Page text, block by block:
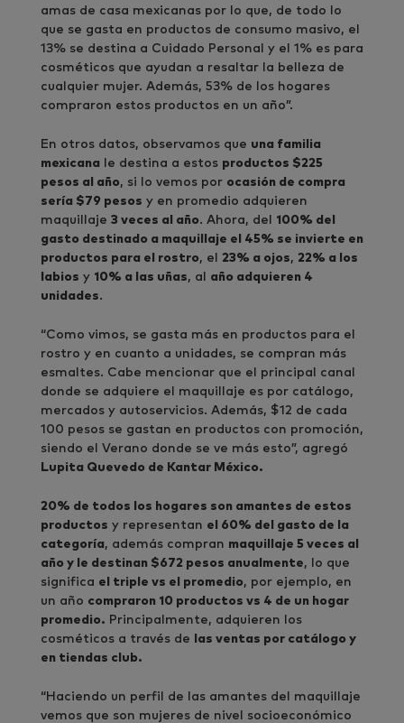
amas de casa mexicanas por lo que, de todo lo
que se gasta en productos de consumo masivo, el
13% se destina a Cuidado Personal y el 1% es para
cosméticos que ayudan a resaltar la belleza de
cualquier mujer. Además, 53% de los hogares
compraron estos productos en un año”.
En otros datos, observamos que una familia
mexicana le destina a estos productos $225
pesos al año, si lo vemos por ocasión de compra
sería $79 pesos y en promedio adquieren
maquillaje 3 veces al año. Ahora, del 100% del
gasto destinado a maquillaje el 45% se invierte en
productos para el rostro, el 23% a ojos, 22% a los
labios y 10% a las uñas, al año adquieren 4
unidades.
“Como vimos, se gasta más en productos para el
rostro y en cuanto a unidades, se compran más
esmaltes. Cabe mencionar que el principal canal
donde se adquiere el maquillaje es por catálogo,
mercados y autoservicios. Además, $12 de cada
100 pesos se gastan en productos con promoción,
siendo el Verano donde se ve más esto”, agregó
Lupita Quevedo de Kantar México.
20% de todos los hogares son amantes de estos
productos y representan el 60% del gasto de la
categoría, además compran maquillaje 5 veces al
año y le destinan $672 pesos anualmente, lo que
significa el triple vs el promedio, por ejemplo, en
un año compraron 10 productos vs 4 de un hogar
promedio. Principalmente, adquieren los
cosméticos a través de
las ventas por catálogo y
en tiendas club.
“Haciendo un perfil de las amantes del maquillaje
vemos que son mujeres de nivel socioeconómico